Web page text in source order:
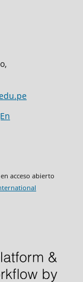
acceso abierto